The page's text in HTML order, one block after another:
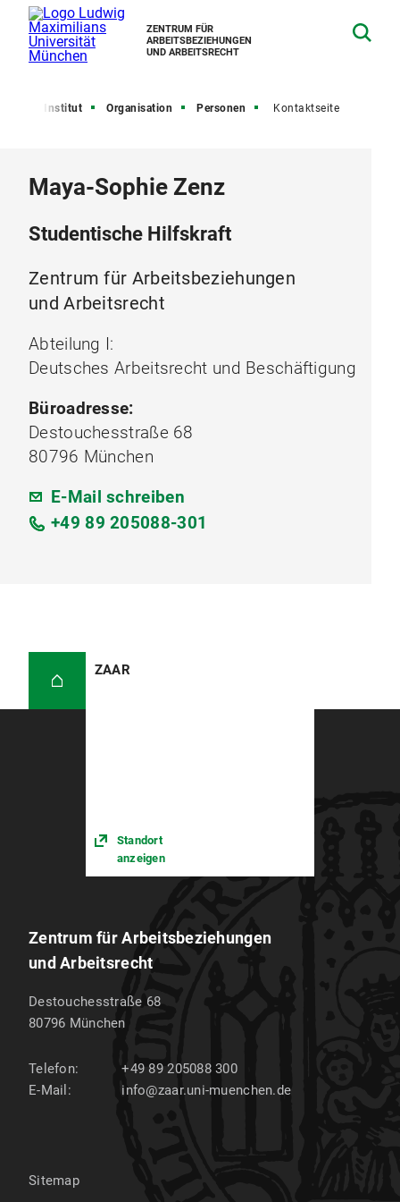
ZENTRUM FÜR
ARBEITSBEZIEHUNGEN
UND ARBEITSRECHT
Institut Organisation Personen Kontaktseite
Maya-Sophie Zenz
Studentische Hilfskraft
Zentrum für Arbeitsbeziehungen
und Arbeitsrecht
Abteilung I:
Deutsches Arbeitsrecht und Beschäftigung
Büroadresse:
Destouchesstraße 68
80796 München
E-Mail schreiben
+49 89 205088-301
ZAAR
Standort
anzeigen
Zentrum für Arbeitsbeziehungen
und Arbeitsrecht
Destouchesstraße 68
80796 München
Telefon:
+49 89 205088 300
E-Mail:
info@zaar.uni-muenchen.de
Sitemap